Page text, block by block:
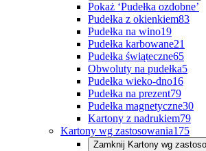
Pokaż ‘Pudełka ozdobne’
Pudełka z okienkiem83
Pudełka na wino19
Pudełka karbowane21
Pudełka świąteczne65
Obwoluty na pudełka5
Pudełka wieko-dno16
Pudełka na prezent79
Pudełka magnetyczne30
Kartony z nadrukiem79
Kartony wg zastosowania175
Zamknij Kartony wg